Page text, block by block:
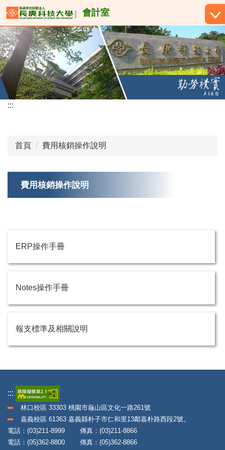
跳
到
主
要
內
容
會計室
:::
首頁 費用核銷操作說明
費用核銷操作說明
ERP操作手冊
Notes操作手冊
報支標準及相關說明
:::
林口校區 33303 桃園市龜山區文化一路261號
嘉義校區 61363 嘉義縣朴子市仁和里13鄰嘉朴路西段2號。
電話：(03)211-8999 傳真：(03)211-8866
電話：(05)362-8800 傳真：(05)362-8866